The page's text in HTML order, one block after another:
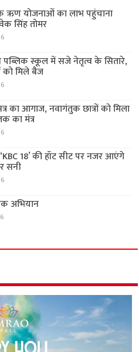
ऋण योजनाओं का लाभ पहुंचाना
सिंह तोमर
पब्लिक स्कूल में सजे नेतृत्व के सितारे,
को मिले बैज
का आगाज, नवागंतुक छात्रों को मिला
का मंत्र
18’ की हॉट सीट पर नजर आएंगे
सनी
अभियान